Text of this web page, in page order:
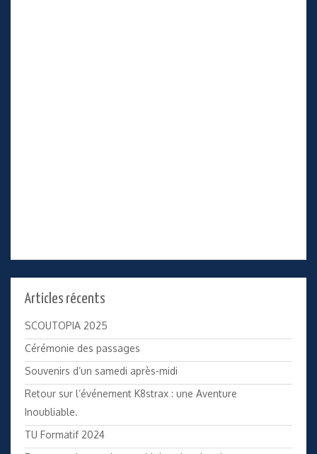
Articles récents
SCOUTOPIA 2025
Cérémonie des passages
Souvenirs d’un samedi après-midi
Retour sur l’événement K8strax : une Aventure
Inoubliable.
TU Formatif 2024